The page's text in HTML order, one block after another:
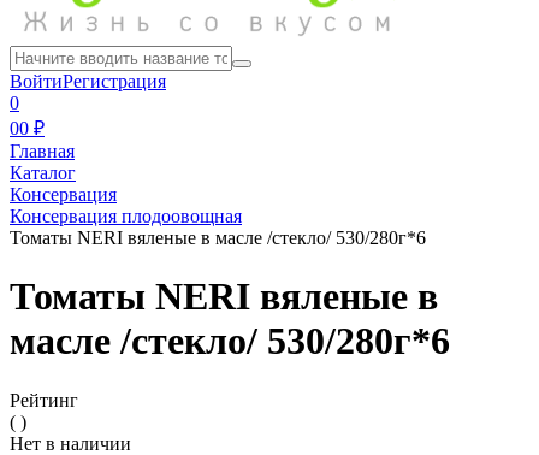
ВойтиРегистрация
0
00 ₽
Главная
Каталог
Консервация
Консервация плодоовощная
Томаты NERI вяленые в масле /стекло/ 530/280г*6
Томаты NERI вяленые в
масле /стекло/ 530/280г*6
Рейтинг
( )
Нет в наличии